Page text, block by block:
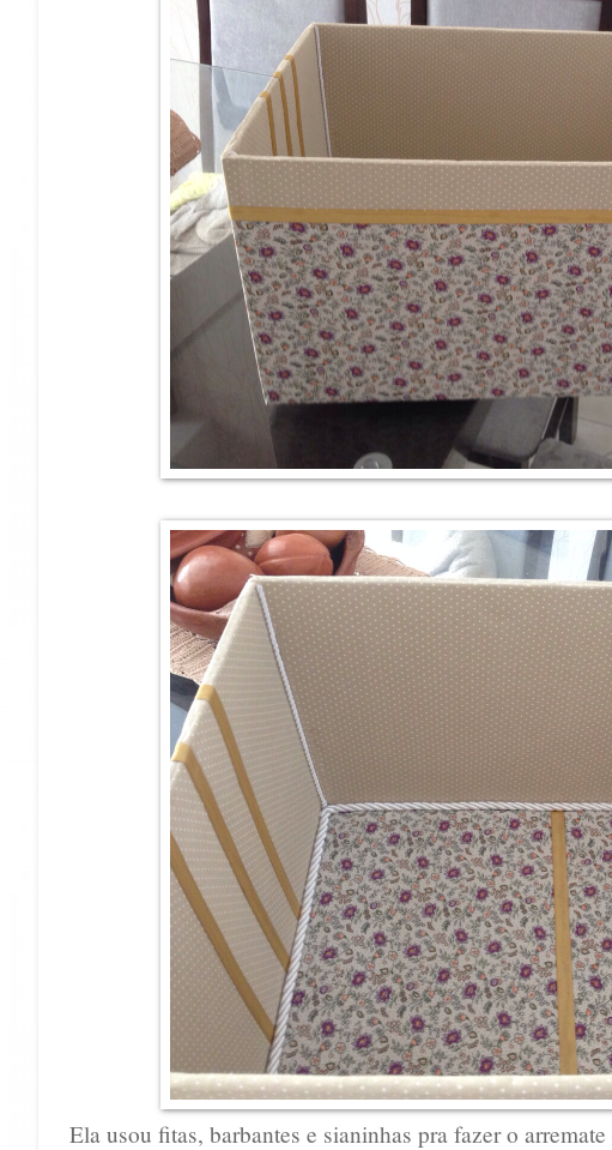
Ela usou fitas, barbantes e sianinhas pra fazer o